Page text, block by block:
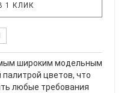
1 КЛИК
широким модельным
цветов, что
любые требования